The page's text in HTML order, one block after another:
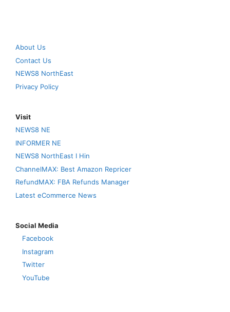
About Us
Contact Us
NEWS8 NorthEast
Privacy Policy
Visit
NEWS8 NE
INFORMER NE
NEWS8 NorthEast I Hin
ChannelMAX: Best Amazon Repricer
RefundMAX: FBA Refunds Manager
Latest eCommerce News
Social Media
Facebook
Instagram
Twitter
YouTube